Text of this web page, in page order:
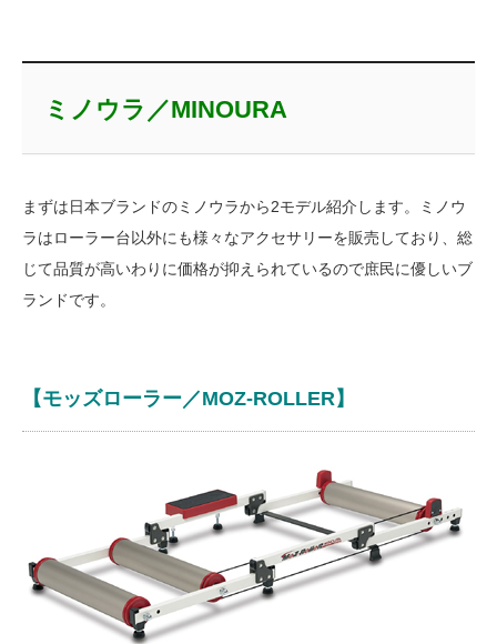
ミノウラ／MINOURA
まずは日本ブランドのミノウラから2モデル紹介します。ミノウ
ラはローラー台以外にも様々なアクセサリーを販売しており、総
じて品質が高いわりに価格が抑えられているので庶民に優しいブ
ランドです。
【モッズローラー／MOZ-ROLLER】